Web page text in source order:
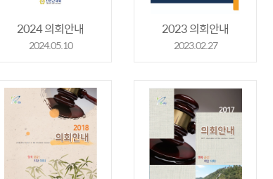
2024 의회안내
2024.05.10
2023 의회안내
2023.02.27